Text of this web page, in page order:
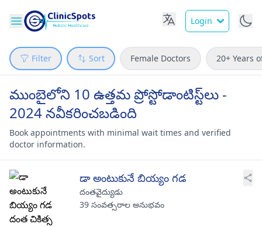
Login
Filter Sort Female Doctors 20+ Years
ముంబైలోని 10 ఉత్తమ ప్రోస్టోడాంటిస్ట్‌లు -
2024 నవీకరించబడింది
Book appointments with minimal wait times and verified
doctor information.
డా అంటుకునే బియ్యం గడ
దంతవైద్యుడు
39 సంవత్సరాల అనుభవం